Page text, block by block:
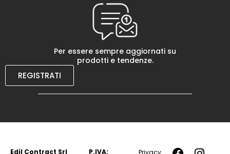
Per essere sempre aggiornati su
prodotti e tendenze.
REGISTRATI
Edil Contract Srl P.IVA: Privacy